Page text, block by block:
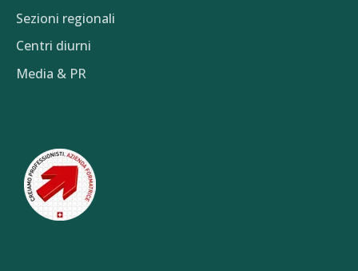
Sezioni regionali
Centri diurni
Media & PR